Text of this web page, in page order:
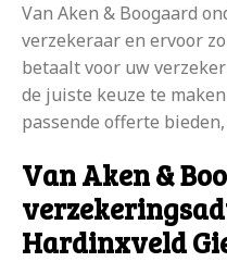
Van Aken & Boogaard
verzekeraar en ervoor
betaalt voor uw
de juiste keuze te
passende offerte
Van Aken &
Hardinxveld